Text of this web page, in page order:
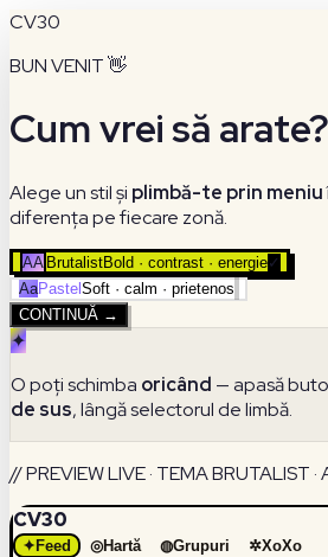
CV30
BUN VENIT 👋
Cum vrei să arate?
Alege un stil și plimbă-te prin meniu
diferența pe fiecare zonă.
AA BrutalistBold · contrast · energie✓
AaPastel Soft · calm · prietenos
CONTINUĂ →
✦
O poți schimba oricând — apasă
de sus, lângă selectorul de limbă.
// PREVIEW LIVE · TEMA BRUTALIST ·
CV30
✦ Feed ◎Hartă ◍Grupuri ✲XoXo